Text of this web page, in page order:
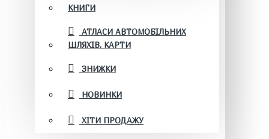
КНИГИ
АТЛАСИ АВТОМОБІЛЬНИХ
ШЛЯХІВ. КАРТИ
ЗНИЖКИ
НОВИНКИ
ХІТИ ПРОДАЖУ